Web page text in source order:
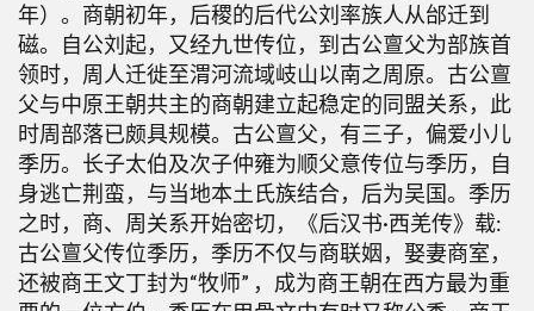
年）。商朝初年，后稷的后代公刘率族人从邰迁到
磁。自公刘起，又经九世传位，到古公亶父为部族首
领时，周人迁徙至渭河流域岐山以南之周原。古公亶
父与中原王朝共主的商朝建立起稳定的同盟关系，此
时周部落已颇具规模。古公亶父，有三子，偏爱小儿
季历。长子太伯及次子仲雍为顺父意传位与季历，自
身逃亡荆蛮，与当地本土氏族结合，后为吴国。季历
之时，商、周关系开始密切，《后汉书·西羌传》载:
古公亶父传位季历，季历不仅与商联姻，娶妻商室，
还被商王文丁封为“牧师” ，成为商王朝在西方最为重